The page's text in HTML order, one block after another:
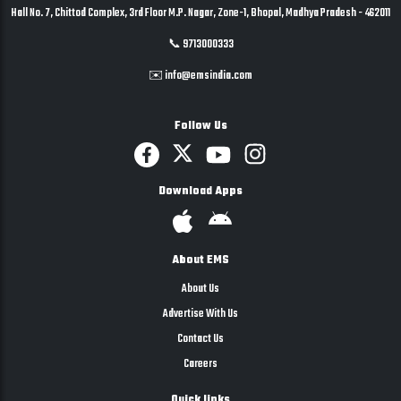
Hall No. 7, Chittod Complex, 3rd Floor M.P. Nagar, Zone-1, Bhopal, Madhya Pradesh - 462011
📞 9713000333
✉️ info@emsindia.com
Follow Us
Download Apps
About EMS
About Us
Advertise With Us
Contact Us
Careers